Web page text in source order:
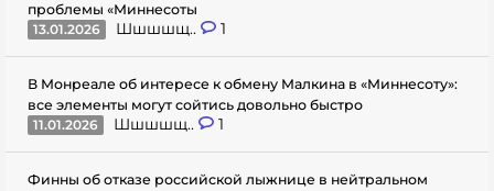
проблемы «Миннесоты
13.01.2026
Шшшшщ.. 1
В Монреале об интересе к обмену Малкина в «Миннесоту»:
все элементы могут сойтись довольно быстро
11.01.2026
Шшшшщ.. 1
Финны об отказе российской лыжнице в нейтральном